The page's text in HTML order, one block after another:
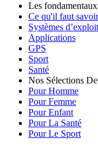
Les
Ce qu'il faut
Systèmes
Applications
GPS
Sport
Santé
Nos Sélections
Pour Homme
Pour Femme
Pour Enfant
Pour La Santé
Pour Le Sport